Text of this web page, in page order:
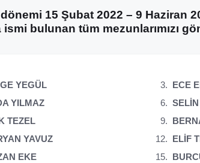
15 Şubat 2022 – 9 Haziran
ismi bulunan tüm mezunlarımızı
YEGÜL
ECE
YILMAZ
TEZEL
YAVUZ
ELİF
EKE